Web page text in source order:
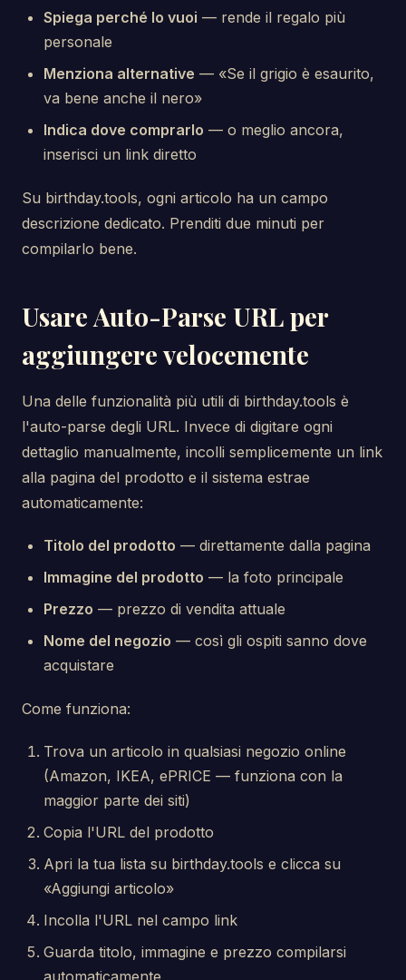
Spiega perché lo vuoi — rende il regalo più
personale
Menziona alternative — «Se il grigio è esaurito,
va bene anche il nero»
Indica dove comprarlo — o meglio ancora,
inserisci un link diretto
Su birthday.tools, ogni articolo ha un campo
descrizione dedicato. Prenditi due minuti per
compilarlo bene.
Usare Auto-Parse URL per
aggiungere velocemente
Una delle funzionalità più utili di birthday.tools è
l'auto-parse degli URL. Invece di digitare ogni
dettaglio manualmente, incolli semplicemente un link
alla pagina del prodotto e il sistema estrae
automaticamente:
Titolo del prodotto — direttamente dalla pagina
Immagine del prodotto — la foto principale
Prezzo — prezzo di vendita attuale
Nome del negozio — così gli ospiti sanno dove
acquistare
Come funziona:
Trova un articolo in qualsiasi negozio online
(Amazon, IKEA, ePRICE — funziona con la
maggior parte dei siti)
Copia l'URL del prodotto
Apri la tua lista su birthday.tools e clicca su
«Aggiungi articolo»
Incolla l'URL nel campo link
Guarda titolo, immagine e prezzo compilarsi
automaticamente